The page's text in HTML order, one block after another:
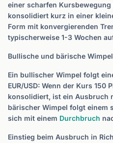
einer scharfen Kursbewegung
konsolidiert kurz in einer
Form mit konvergierenden
typischerweise 1-3 Wochen
Bullische und bärische Wimpel
Ein bullischer Wimpel folgt
EUR/USD: Wenn der Kurs 150
konsolidiert, ist ein Ausbruch
bärischer Wimpel folgt einem
sich mit einem Durchbruch
Einstieg beim Ausbruch in